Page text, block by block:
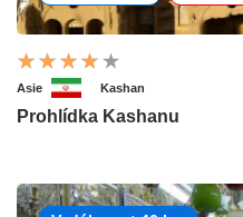
Asie Kashan
Prohlídka Kashanu